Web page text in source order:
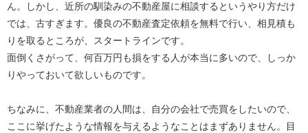
ん。しかし、近所の馴染みの不動産屋に相談するというやり方だけ
では、古すぎます。優良の不動産査定依頼を無料で行い、相見積も
りを取るところが、スタートラインです。
面倒くさがって、何百万円も損をする人が本当に多いので、しっか
りやっておいて欲しいものです。
ちなみに、不動産業者の人間は、自分の会社で売買をしたいので、
ここに挙げたような情報を与えるようなことはまずありません。目